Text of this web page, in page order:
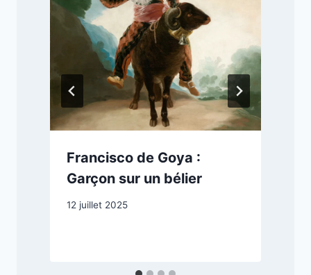
Francisco de Goya :
Garçon sur un bélier
12 juillet 2025